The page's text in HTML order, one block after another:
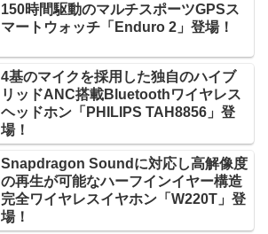
150時間駆動のマルチスポーツGPSス
マートウォッチ「Enduro 2」登場！
4基のマイクを採用した独自のハイブ
リッドANC搭載Bluetoothワイヤレス
ヘッドホン「PHILIPS TAH8856」登
場！
Snapdragon Soundに対応し高解像度
の再生が可能なハーフインイヤー構造
完全ワイヤレスイヤホン「W220T」登
場！